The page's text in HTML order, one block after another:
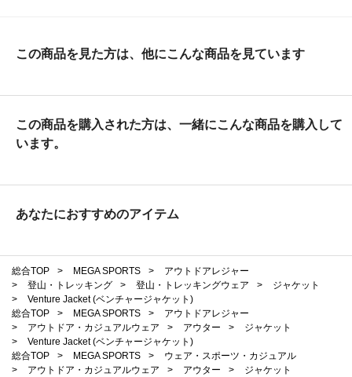
この商品を見た方は、他にこんな商品を見ています
この商品を購入された方は、一緒にこんな商品を購入して
います。
あなたにおすすめのアイテム
総合TOP > MEGA SPORTS >
アウトドアレジャー
>
登山・トレッキング > 登山・トレッキングウェア >
ジャケット
>
Venture Jacket (ベンチャージャケット)
総合TOP
> MEGA SPORTS >
アウトドアレジャー
>
アウトドア・カジュアルウェア > アウター >
ジャケット
>
Venture Jacket (ベンチャージャケット)
総合TOP
> MEGA SPORTS >
ウェア・スポーツ・カジュアル
>
アウトドア・カジュアルウェア > アウター >
ジャケット